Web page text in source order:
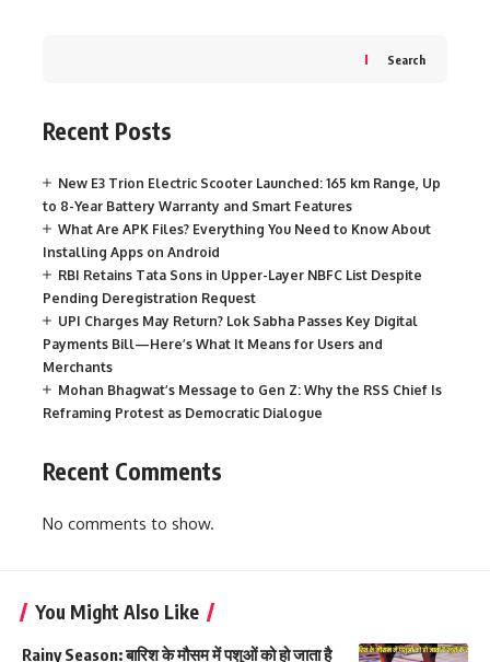
Search
Recent Posts
New E3 Trion Electric Scooter Launched: 165 km Range, Up
to 8-Year Battery Warranty and Smart Features
What Are APK Files? Everything You Need to Know About
Installing Apps on Android
RBI Retains Tata Sons in Upper-Layer NBFC List Despite
Pending Deregistration Request
UPI Charges May Return? Lok Sabha Passes Key Digital
Payments Bill—Here’s What It Means for Users and
Merchants
Mohan Bhagwat’s Message to Gen Z: Why the RSS Chief Is
Reframing Protest as Democratic Dialogue
Recent Comments
No comments to show.
You Might Also Like
Rainy Season: बारिश के मौसम में पशुओं को हो जाता है